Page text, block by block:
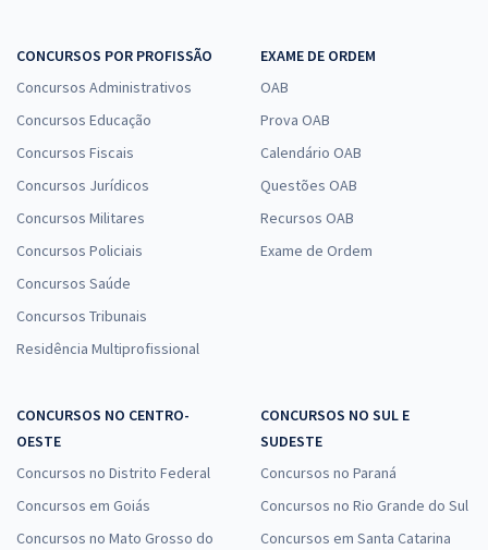
CONCURSOS POR PROFISSÃO
Concursos Administrativos
Concursos Educação
Concursos Fiscais
Concursos Jurídicos
Concursos Militares
Concursos Policiais
Concursos Saúde
Concursos Tribunais
Residência Multiprofissional
EXAME DE ORDEM
OAB
Prova OAB
Calendário OAB
Questões OAB
Recursos OAB
Exame de Ordem
CONCURSOS NO CENTRO-
OESTE
Concursos no Distrito Federal
Concursos em Goiás
Concursos no Mato Grosso do
CONCURSOS NO SUL E
SUDESTE
Concursos no Paraná
Concursos no Rio Grande do Sul
Concursos em Santa Catarina